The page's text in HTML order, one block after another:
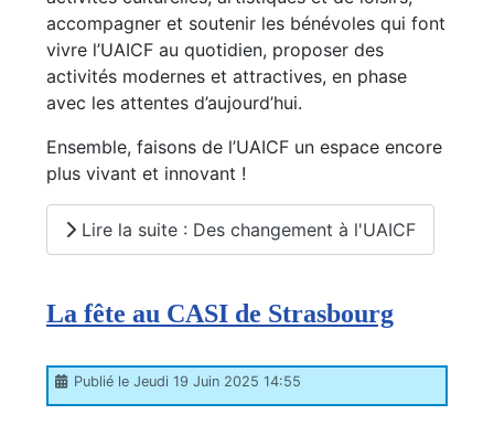
accompagner et soutenir les bénévoles qui font
vivre l’UAICF au quotidien, proposer des
activités modernes et attractives, en phase
avec les attentes d’aujourd’hui.
Ensemble, faisons de l’UAICF un espace encore
plus vivant et innovant !
Lire la suite : Des changement à l'UAICF
La fête au CASI de Strasbourg
Publié le Jeudi 19 Juin 2025 14:55